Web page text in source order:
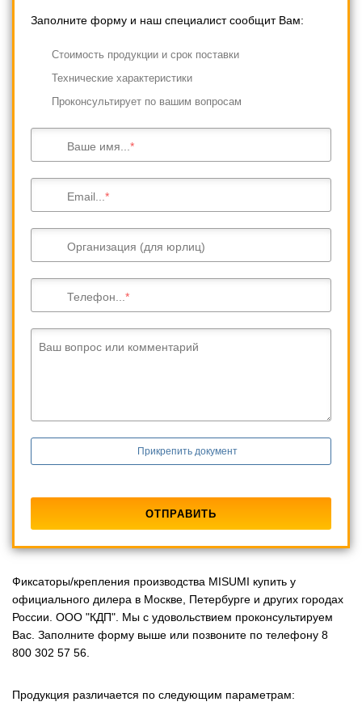
Заполните форму и наш специалист сообщит Вам:
Cтоимость продукции и срок поставки
Технические характеристики
Проконсультирует по вашим вопросам
Ваше имя...
Email...
Организация (для юрлиц)
Телефон...
Ваш вопрос или комментарий
Прикрепить документ
Фиксаторы/крепления производства MISUMI купить у
официального дилера в Москве, Петербурге и других городах
России. ООО "КДП". Мы с удовольствием проконсультируем
Вас. Заполните форму выше или позвоните по телефону 8
800 302 57 56.
Продукция различается по следующим параметрам: